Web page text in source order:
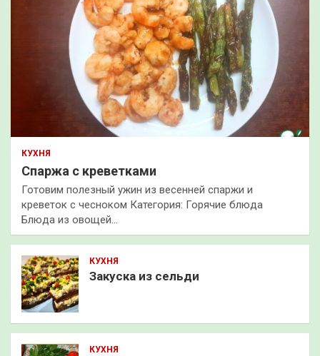
КУХНЯ
Спаржа с креветками
Готовим полезный ужин из весенней спаржи и
креветок с чесноком Категория: Горячие блюда
Блюда из овощей…
КУХНЯ
Закуска из сельди
КУХНЯ